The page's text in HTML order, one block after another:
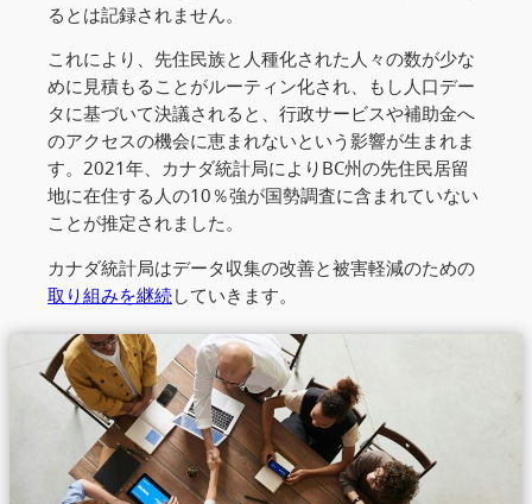
るとは記録されません。
これにより、先住民族と人種化された人々の数が少な
めに見積もることがルーティン化され、もし人口デー
タに基づいて決議されると、行政サービスや補助金へ
のアクセスの機会に恵まれないという影響が生まれま
す。2021年、カナダ統計局によりBC州の先住民居留
地に在住する人の10％強が国勢調査に含まれていない
ことが推定されました。
カナダ統計局はデータ収集の改善と被害軽減のための
取り組みを継続していきます。